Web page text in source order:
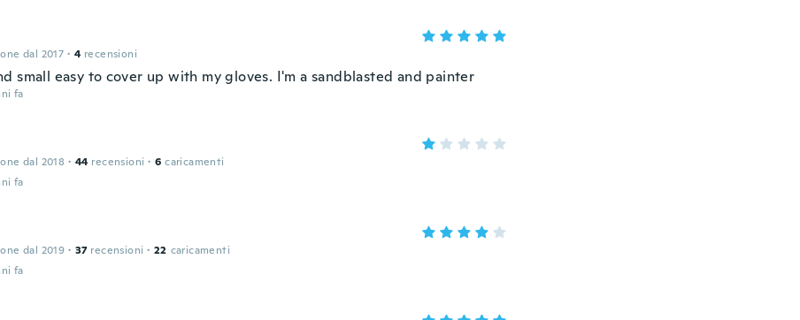
dal 2017 · 4 recensioni
small easy to cover up with my gloves. I'm a sandblasted and painter
fa
dal 2018 · 44 recensioni · 6 caricamenti
fa
dal 2019 · 37 recensioni · 22 caricamenti
fa